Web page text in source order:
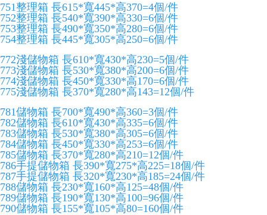
751整理箱 長615*寬445*高370=4個/件
752整理箱 長540*寬390*高330=6個/件
753整理箱 長490*寬350*高280=6個/件
754整理箱 長445*寬305*高250=6個/件
772淺儲物箱 長610*寬430*高230=5個/件
773淺儲物箱 長530*寬380*高200=6個/件
774淺儲物箱 長450*寬330*高170=6個/件
775淺儲物箱 長370*寬280*高143=12個/件
781儲物箱 長700*寬490*高360=3個/件
782儲物箱 長610*寬430*高335=6個/件
783儲物箱 長530*寬380*高305=6個/件
784儲物箱 長450*寬330*高253=6個/件
785儲物箱 長370*寬280*高210=12個/件
786手提儲物箱 長390*寬275*高225=18個/件
787手提儲物箱 長320*寬230*高185=24個/件
788儲物箱 長230*寬160*高125=48個/件
789儲物箱 長190*寬130*高100=96個/件
790儲物箱 長155*寬105*高80=160個/件